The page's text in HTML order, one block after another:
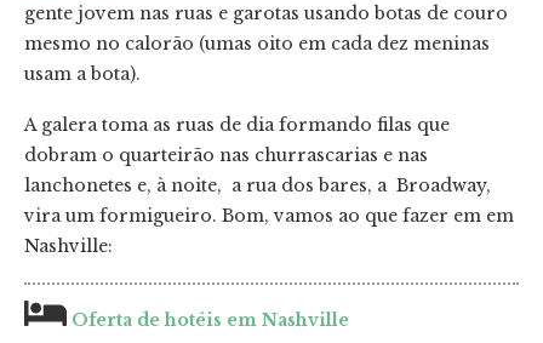
gente jovem nas ruas e garotas usando botas de couro
mesmo no calorão (umas oito em cada dez meninas
usam a bota).
A galera toma as ruas de dia formando filas que
dobram o quarteirão nas churrascarias e nas
lanchonetes e, à noite, a rua dos bares, a Broadway,
vira um formigueiro. Bom, vamos ao que fazer em em
Nashville:
Oferta de hotéis em Nashville